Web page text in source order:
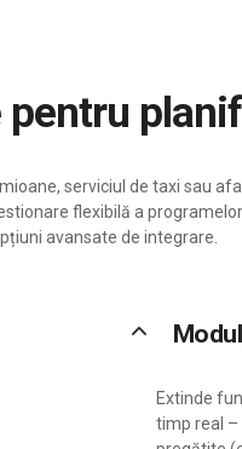
pentru
serviciul de taxi sau
flexibilă a
avansate de integrare.
keyboard_arrow_up
Extinde
timp real –